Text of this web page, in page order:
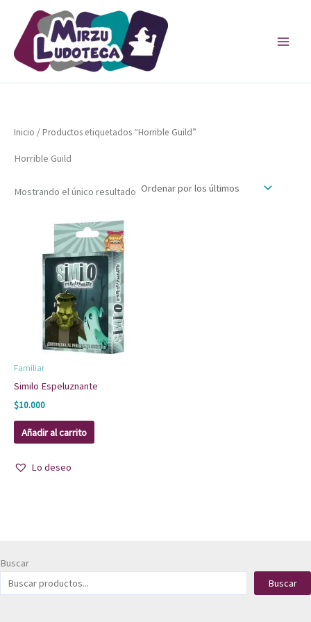
contenido
Inicio / Productos etiquetados “Horrible Guild”
Horrible Guild
Mostrando el único resultado
Familiar
Similo Espeluznante
$10.000
Añadir al carrito
Lo deseo
Buscar
Buscar